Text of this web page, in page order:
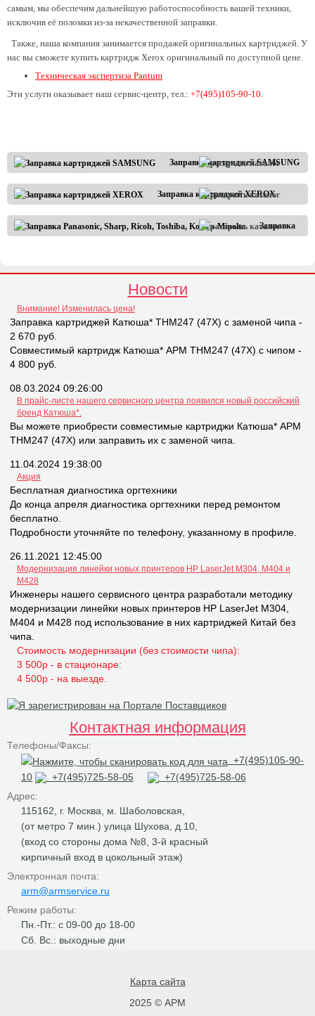
самым, мы обеспечим дальнейшую работоспособность вашей техники,
исключив её поломки из-за некачественной заправки.
Также, наша компания занимается продажей оригинальных картриджей. У
нас вы сможете купить картридж Xerox оригинальный по доступной цене.
Техническая экспертиза Pantum
Эти услуги оказывает наш сервис-центр, тел.: +7(495)105-90-10.
Заправка картриджей SAMSUNG
Заправка картриджей XEROX
Заправка
Новости
Внимание! Изменилась цена!
Заправка картриджей Катюша* THM247 (47X) с заменой чипа -
2 670 руб.
Совместимый картридж Катюша* APM THM247 (47X) с чипом -
4 800 руб.
08.03.2024 09:26:00
В прайс-листе нашего сервисного центра появился новый российский
бренд Катюша*.
Вы можете приобрести совместимые картриджи Катюша* APM
THM247 (47X) или заправить их с заменой чипа.
11.04.2024 19:38:00
Акция
Бесплатная диагностика оргтехники
До конца апреля диагностика оргтехники перед ремонтом
бесплатно.
Подробности уточняйте по телефону, указанному в профиле.
26.11.2021 12:45:00
Модернизация линейки новых принтеров НР LaserJet M304, M404 и
M428
Инженеры нашего сервисного центра разработали методику
модернизации линейки новых принтеров НР LaserJet M304,
M404 и M428 под использование в них картриджей Китай без
чипа.
Стоимость модернизации (без стоимости чипа):
3 500р - в стационаре:
4 500р - на выезде.
Контактная информация
Телефоны/Факсы:
+7(495)105-90-
10
+7(495)725-58-05
+7(495)725-58-06
Адрес:
115162, г. Москва, м. Шаболовская,
(от метро 7 мин.) улица Шухова, д.10,
(вход со стороны дома №8, 3-й красный
кирпичный вход в цокольный этаж)
Электронная почта:
arm@armservice.ru
Режим работы:
Пн.-Пт.: с 09-00 до 18-00
Сб. Вс.: выходные дни
Карта сайта
2025 © АРМ